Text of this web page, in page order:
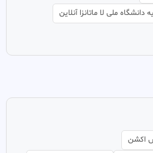
ملی لا ماتانزا آنلاین
اکشن